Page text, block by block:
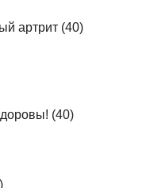
артрит (40)
(40)